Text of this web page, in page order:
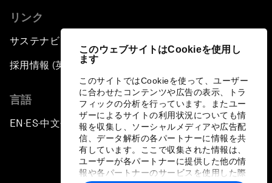
このウェブサイトはCookieを使用し
ます
このサイトではCookieを使って、ユーザー
に合わせたコンテンツや広告の表示、トラ
フィックの分析を行っています。またユー
ザーによるサイトの利用状況についても情
報を収集し、ソーシャルメディアや広告配
信、データ解析の各パートナーに情報を共
有しています。ここで収集された情報は、
ユーザーが各パートナーに提供した他の情
報や各パートナーのサービスを使用した際
リンク
サステナビリティへの取り組み
採用情報 (英語のみ)
言語
EN ▪ES▪中文▪ 日本語